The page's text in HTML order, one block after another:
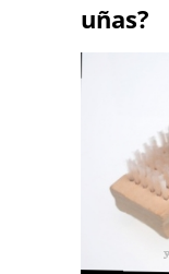
uñas?